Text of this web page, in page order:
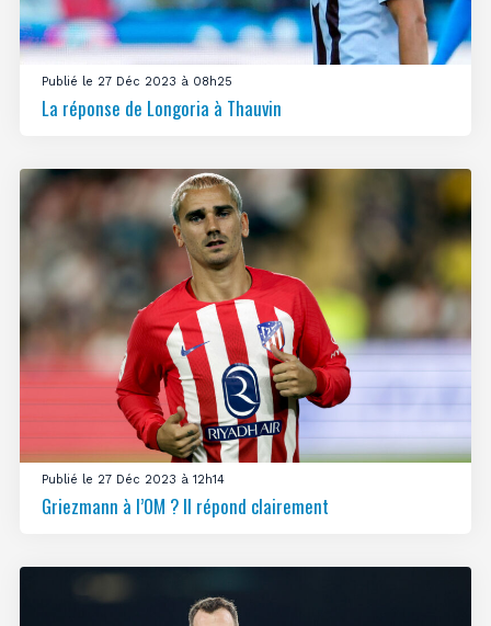
Publié le 27 Déc 2023 à 08h25
La réponse de Longoria à Thauvin
Publié le 27 Déc 2023 à 12h14
Griezmann à l’OM ? Il répond clairement